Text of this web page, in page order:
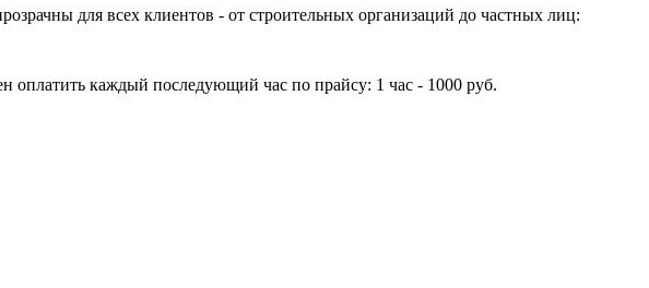
для всех клиентов - от строительных организаций до частных лиц:
оплатить каждый последующий час по прайсу: 1 час - 1000 руб.